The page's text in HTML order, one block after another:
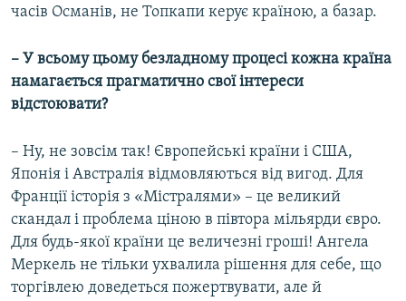
часів Османів, не Топкапи керує країною, а базар.
– У всьому цьому безладному процесі кожна країна
намагається прагматично свої інтереси
відстоювати?
– Ну, не зовсім так! Європейські країни і США,
Японія і Австралія відмовляються від вигод. Для
Франції історія з «Містралями» – це великий
скандал і проблема ціною в півтора мільярди євро.
Для будь-якої країни це величезні гроші! Ангела
Меркель не тільки ухвалила рішення для себе, що
торгівлею доведеться пожертвувати, але й